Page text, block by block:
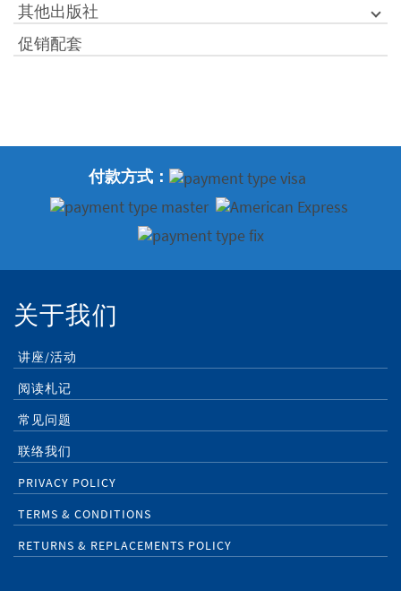
其他出版社
促销配套
付款方式：
关于我们
讲座/活动
阅读札记
常见问题
联络我们
PRIVACY POLICY
TERMS & CONDITIONS
RETURNS & REPLACEMENTS POLICY